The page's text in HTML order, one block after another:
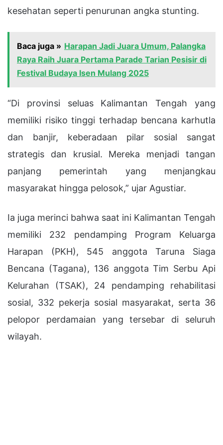
kesehatan seperti penurunan angka stunting.
Baca juga » Harapan Jadi Juara Umum, Palangka
Raya Raih Juara Pertama Parade Tarian Pesisir di
Festival Budaya Isen Mulang 2025
“Di provinsi seluas Kalimantan Tengah yang
memiliki risiko tinggi terhadap bencana karhutla
dan banjir, keberadaan pilar sosial sangat
strategis dan krusial. Mereka menjadi tangan
panjang pemerintah yang menjangkau
masyarakat hingga pelosok,” ujar Agustiar.
Ia juga merinci bahwa saat ini Kalimantan Tengah
memiliki 232 pendamping Program Keluarga
Harapan (PKH), 545 anggota Taruna Siaga
Bencana (Tagana), 136 anggota Tim Serbu Api
Kelurahan (TSAK), 24 pendamping rehabilitasi
sosial, 332 pekerja sosial masyarakat, serta 36
pelopor perdamaian yang tersebar di seluruh
wilayah.